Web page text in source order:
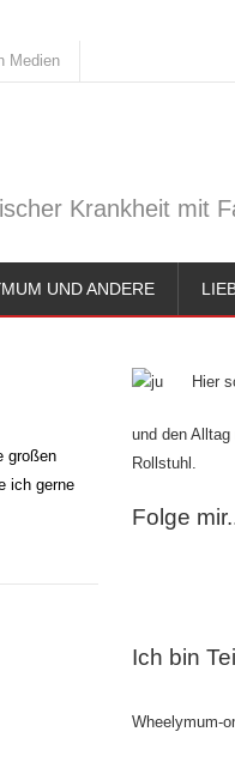
Medien
Krankheit mit
UND ANDERE
großen
ich gerne
Hier
und den
Rollstuhl.
Folge
Ich bin
Wheelymum-